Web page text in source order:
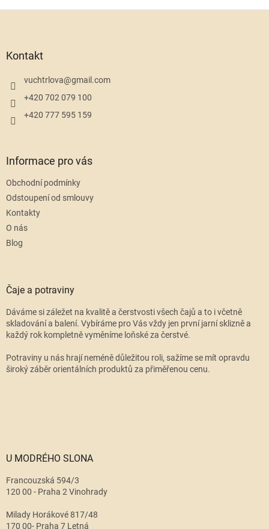
Kontakt
vuchtrlova@gmail.com
+420 702 079 100
+420 777 595 159
Informace pro vás
Obchodní podmínky
Odstoupení od smlouvy
Kontakty
O nás
Blog
Čaje a potraviny
Dáváme si záležet na kvalitě a čerstvosti všech čajů a to i včetně
skladování a balení. Vybíráme pro Vás vždy jen první jarní sklizně a
každý rok kompletně vyměníme loňské za čerstvé.
Potraviny u nás hrají neméně důležitou roli, sažíme se mít opravdu
široký záběr orientálních produktů za přiměřenou cenu.
U MODRÉHO SLONA
Francouzská 594/3
120 00 - Praha 2 Vinohrady
Milady Horákové 817/48
170 00- Praha 7 Letná